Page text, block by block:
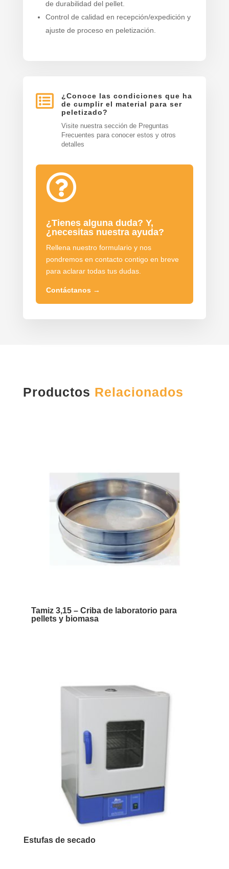
de durabilidad del pellet.
Control de calidad en recepción/expedición y
ajuste de proceso en peletización.

¿Conoce las condiciones que ha
de cumplir el material para ser
peletizado?
Visite nuestra sección de Preguntas
Frecuentes para conocer estos y otros
detalles

¿Tienes alguna duda? Y,
¿necesitas nuestra ayuda?
Rellena nuestro formulario y nos
pondremos en contacto contigo en breve
para aclarar todas tus dudas.
Contáctanos →
Productos Relacionados
Tamiz 3,15 – Criba de laboratorio para
pellets y biomasa
Estufas de secado